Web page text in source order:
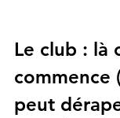
Le club : là
commence
peut